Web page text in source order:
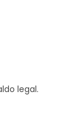
legal.